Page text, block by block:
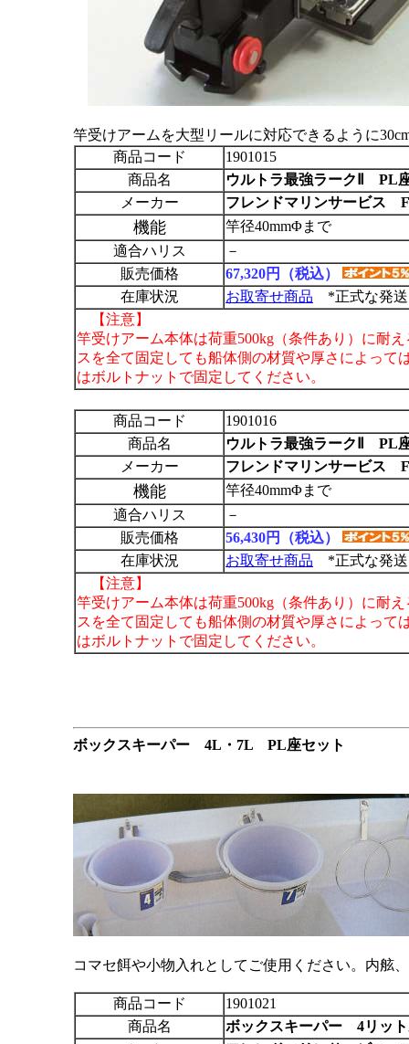
竿受けアームを大型リールに対応できるように
商品コード
1901015
商品名
ウルトラ最強ラークⅡ PL
メーカー
フレンドマリンサービス
機能
竿径40mmΦまで
適合ハリス
－
販売価格
67,320円（税込）
在庫状況
お取寄せ商品 *正式な発送
【注意】
竿受けアーム本体は荷重500kg（条件あり）に耐
スを全て固定しても船体側の材質や厚さによっ
はボルトナットで固定してください。
商品コード
1901016
商品名
ウルトラ最強ラークⅡ PL
メーカー
フレンドマリンサービス
機能
竿径40mmΦまで
適合ハリス
－
販売価格
56,430円（税込）
在庫状況
お取寄せ商品 *正式な発送
【注意】
竿受けアーム本体は荷重500kg（条件あり）に耐
スを全て固定しても船体側の材質や厚さによっ
はボルトナットで固定してください。
ボックスキーパー 4L・7L PL座セット
コマセ餌や小物入れとしてご使用ください。内舷
商品コード
1901021
商品名
ボックスキーパー 4リッ